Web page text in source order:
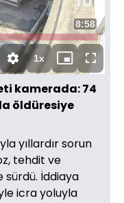
Toplam
Süre
8:58
1xOynatma
Hızı
Mini
oynatıcı
Tam
Ekran
kamerada: 74
öldüresiye
yıllardır sorun
tehdit ve
sürdü. İddiaya
icra yoluyla